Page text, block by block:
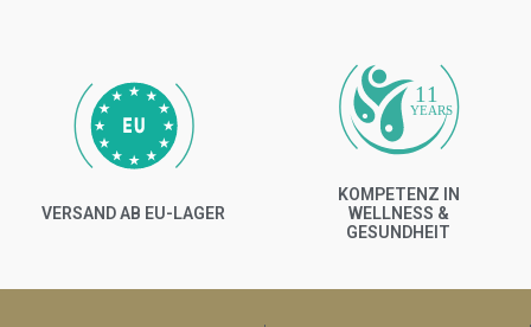
VERSAND AB EU-LAGER
11
YEARS
KOMPETENZ IN
WELLNESS &
GESUNDHEIT